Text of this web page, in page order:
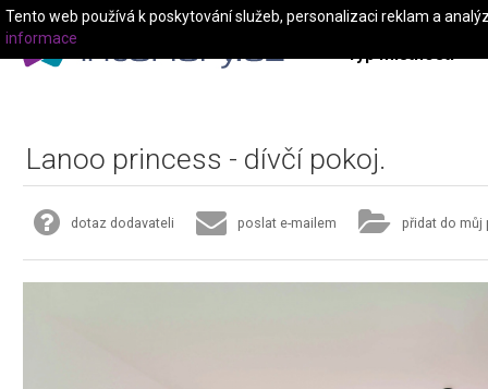
Typ místnosti
Lanoo princess - dívčí pokoj.
dotaz dodavateli poslat e-mailem přidat do můj
Tento web používá k poskytování služeb, personalizaci reklam a
informace